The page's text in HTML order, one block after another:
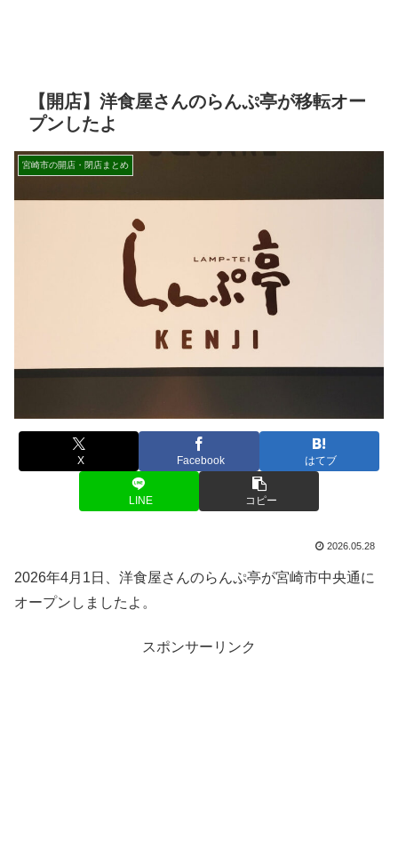
【開店】洋食屋さんのらんぷ亭が移転オー
プンしたよ
宮崎市の開店・閉店まとめ
X Facebook はてブ
LINE コピー
2026.05.28
2026年4月1日、洋食屋さんのらんぷ亭が宮崎市中央通に
オープンしましたよ。
スポンサーリンク